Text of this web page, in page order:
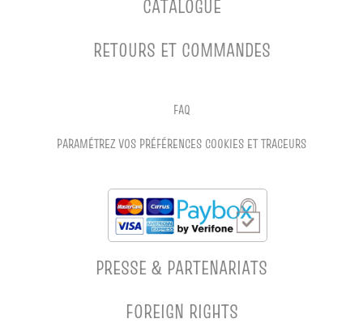
CATALOGUE
RETOURS ET COMMANDES
FAQ
PARAMÉTREZ VOS PRÉFÉRENCES COOKIES ET TRACEURS
PRESSE & PARTENARIATS
FOREIGN RIGHTS